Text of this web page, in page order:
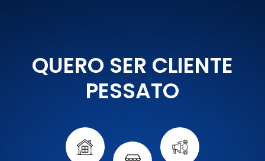
QUERO SER CLIENTE
PESSATO